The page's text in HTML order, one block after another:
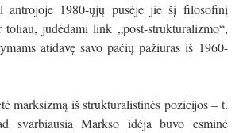
antrojoje 1980-ųjų pusėje jie šį filosofinį
toliau, judėdami link „post-struktūralizmo“,
atidavę savo pačių pažiūras iš 1960-
marksizmą iš struktūralistinės pozicijos – t.
svarbiausia Markso idėja buvo esminė